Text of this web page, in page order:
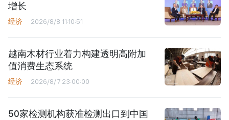
增长
经济 2026/8/8 11:10:51
越南木材行业着力构建透明高附加
值消费生态系统
经济 2026/8/7 23:00:00
50家检测机构获准检测出口到中国